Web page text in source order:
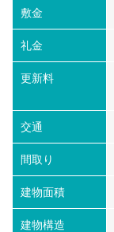
敷金
礼金
更新料
交通
間取り
建物面積
建物構造